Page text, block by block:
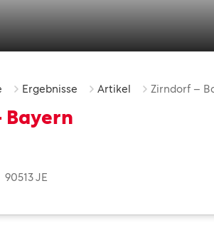
Ergebnisse Artikel Zirndorf –
90513 JE